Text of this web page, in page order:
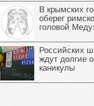
В крымских
оберег
головой
Российских
ждут долгие
каникулы